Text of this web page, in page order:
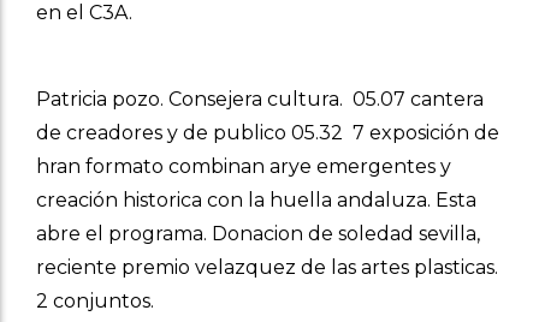
en el C3A.
Patricia pozo. Consejera cultura. 05.07 cantera
de creadores y de publico 05.32 7 exposición de
hran formato combinan arye emergentes y
creación historica con la huella andaluza. Esta
abre el programa. Donacion de soledad sevilla,
reciente premio velazquez de las artes plasticas.
2 conjuntos.